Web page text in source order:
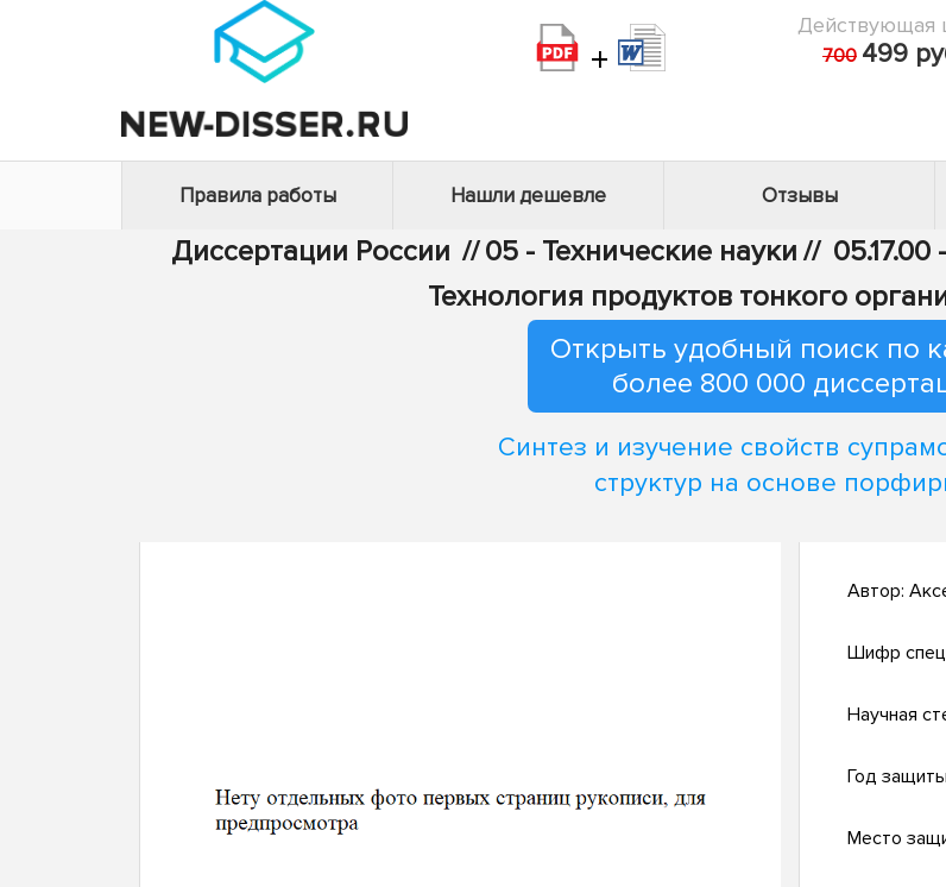
+
Действующая
700 499
Правила работы Нашли дешевле Отзывы
Диссертации России // 05 - Технические науки //
Технология продуктов тонкого
Открыть удобный поиск по
более 800 000
Синтез и изучение свойств
структур на основе
Автор:
Шифр
Научная
Год
Место